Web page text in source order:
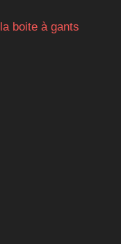
boite à gants